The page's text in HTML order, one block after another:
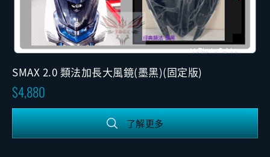
SMAX 2.0 類法加長大風鏡(墨黑)(固定版)
4,880
了解更多